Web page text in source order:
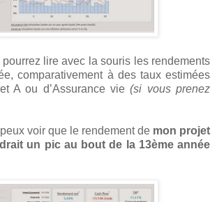
lire avec la souris les rendements
comparativement à des taux estimées
A ou d’Assurance vie (si vous prenez
voir que le rendement de mon projet
un pic au bout de la 13ème année